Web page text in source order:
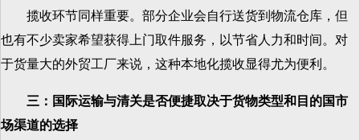
揽收环节同样重要。部分企业会自行送货到物流仓库，但
也有不少卖家希望获得上门取件服务，以节省人力和时间。对
于货量大的外贸工厂来说，这种本地化揽收显得尤为便利。
三：国际运输与清关是否便捷取决于货物类型和目的国市
场渠道的选择